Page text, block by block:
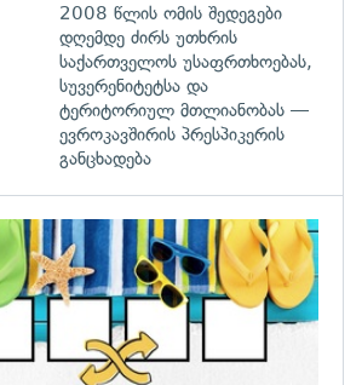
2008 წლის ომის შედეგები
დღემდე ძირს უთხრის
საქართველოს უსაფრთხოებას,
სუვერენიტეტსა და
ტერიტორიულ მთლიანობას —
ევროკავშირის პრესპიკერის
განცხადება